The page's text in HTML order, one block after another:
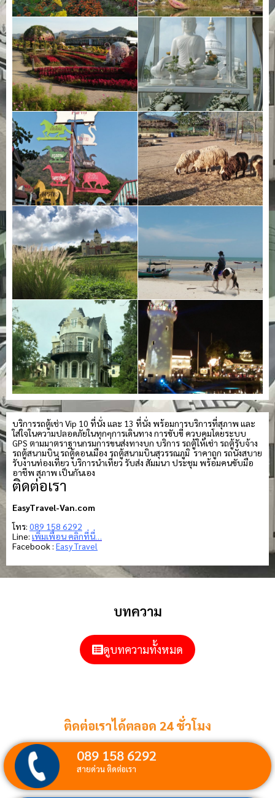
บริการรถตู้เช่า Vip 10 ที่นั่ง และ 13 ที่นั่ง พร้อมการบริการที่สุภาพ และ
ใส่ใจในความปลอดภัยในทุกๆการเดินทาง การขับขี่ ควบคุมโดยระบบ
GPS ตามมาตราฐานกรมการขนส่งทางบก บริการ รถตู้ให้เช่า รถตู้รับจ้าง
รถตู้สนามบิน รถตู้ดอนเมือง รถตู้สนามบินสุวรรณภูมิ ราคาถูก รถนั่งสบาย
รับงานท่องเที่ยว บริการนำเที่ยว รับส่ง สัมมนา ประชุม พร้อมคนขับมือ
อาชีพ สุภาพ เป็นกันเอง
ติดต่อเรา
EasyTravel-Van.com
โทร: 089 158 6292
Line: เพิ่มเพื่อน คลิกที่นี่…
Facebook : Easy Travel
บทความ
ดูบทความทั้งหมด
ติดต่อเราได้ตลอด 24 ชั่วโมง
089 158 6292
สายด่วน ติดต่อเรา